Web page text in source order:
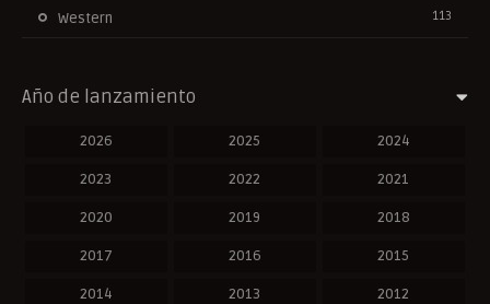
Western 113
Año de lanzamiento
2026 2025 2024
2023 2022 2021
2020 2019 2018
2017 2016 2015
2014 2013 2012